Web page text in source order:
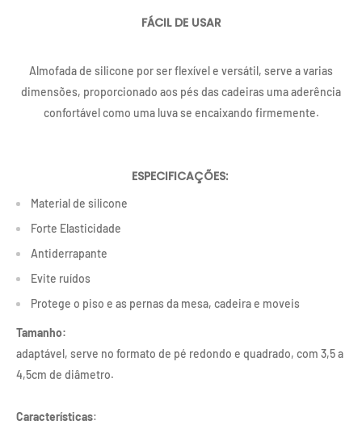
FÁCIL DE USAR
Almofada de silicone por ser flexível e versátil, serve a varias
dimensões, proporcionado aos pés das cadeiras uma aderência
confortável como uma luva se encaixando firmemente.
ESPECIFICAÇÕES:
Material de silicone
Forte Elasticidade
Antiderrapante
Evite ruídos
Protege o piso e as pernas da mesa, cadeira e moveis
Tamanho:
adaptável, serve no formato de pé redondo e quadrado, com 3,5 a
4,5cm de diâmetro.
Características: